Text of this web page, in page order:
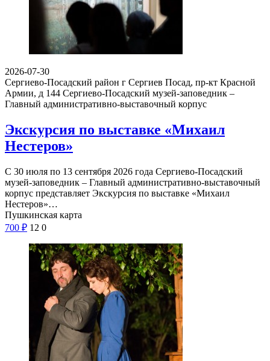
2026-07-30
Сергиево-Посадский район г Сергиев Посад, пр-кт Красной
Армии, д 144 Сергиево-Посадский музей-заповедник –
Главный административно-выставочный корпус
Экскурсия по выставке «Михаил
Нестеров»
С 30 июля по 13 сентября 2026 года Сергиево-Посадский
музей-заповедник – Главный административно-выставочный
корпус представляет Экскурсия по выставке «Михаил
Нестеров»…
Пушкинская карта
700 ₽ 12 0